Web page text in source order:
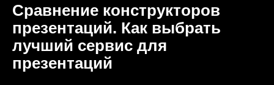
Сравнение конструкторов
презентаций. Как выбрать
лучший сервис для
презентаций